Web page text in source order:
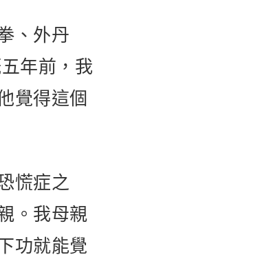
、外丹
年前，我
覺得這個
慌症之
。我母親
功就能覺